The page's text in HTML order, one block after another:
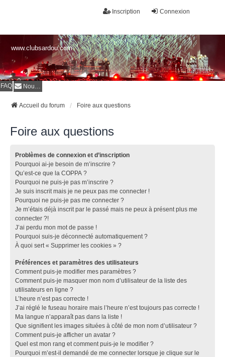
Connexion
Inscription
www.clubsardou.com
FAQ Nous contacter
Accueil du forum Foire aux questions
Foire aux questions
Problèmes de connexion et d’inscription
Pourquoi ai-je besoin de m’inscrire ?
Qu’est-ce que la COPPA ?
Pourquoi ne puis-je pas m’inscrire ?
Je suis inscrit mais je ne peux pas me connecter !
Pourquoi ne puis-je pas me connecter ?
Je m’étais déjà inscrit par le passé mais ne peux à présent plus me
connecter ?!
J’ai perdu mon mot de passe !
Pourquoi suis-je déconnecté automatiquement ?
À quoi sert « Supprimer les cookies » ?
Préférences et paramètres des utilisateurs
Comment puis-je modifier mes paramètres ?
Comment puis-je masquer mon nom d’utilisateur de la liste des
utilisateurs en ligne ?
L’heure n’est pas correcte !
J’ai réglé le fuseau horaire mais l’heure n’est toujours pas correcte !
Ma langue n’apparaît pas dans la liste !
Que signifient les images situées à côté de mon nom d’utilisateur ?
Comment puis-je afficher un avatar ?
Quel est mon rang et comment puis-je le modifier ?
Pourquoi m’est-il demandé de me connecter lorsque je clique sur le